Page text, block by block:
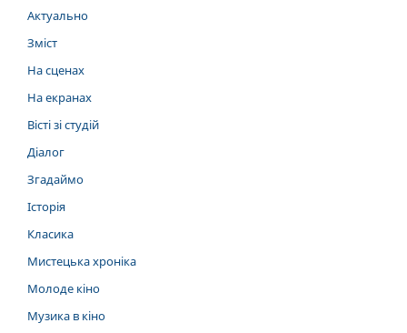
Актуально
Зміст
На сценах
На екранах
Вісті зі студій
Діалог
Згадаймо
Історія
Класика
Мистецька хроніка
Молоде кіно
Музика в кіно